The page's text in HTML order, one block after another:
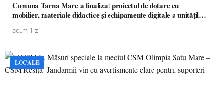
Comuna Tarna Mare a finalizat proiectul de dotare cu
mobilier, materiale didactice și echipamente digitale a unităților
acum 1 zi
LOCALE